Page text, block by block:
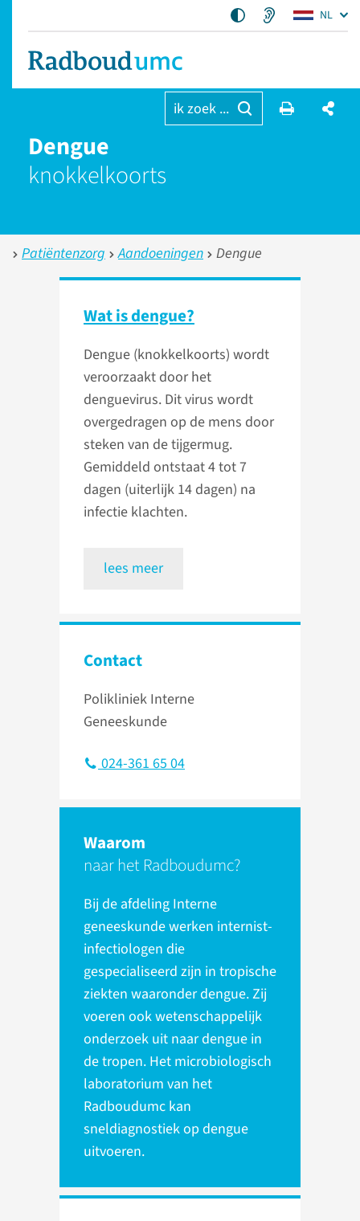
NL
ik zoek ...
Dengue
knokkelkoorts
Patiëntenzorg Aandoeningen Dengue
Wat is dengue?
Dengue (knokkelkoorts) wordt
veroorzaakt door het
denguevirus. Dit virus wordt
overgedragen op de mens door
steken van de tijgermug.
Gemiddeld ontstaat 4 tot 7
dagen (uiterlijk 14 dagen) na
infectie klachten.
lees meer
Contact
Polikliniek Interne
Geneeskunde
024-361 65 04
Waarom
naar het Radboudumc?
Bij de afdeling Interne
geneeskunde werken internist-
infectiologen die
gespecialiseerd zijn in tropische
ziekten waaronder dengue. Zij
voeren ook wetenschappelijk
onderzoek uit naar dengue in
de tropen. Het microbiologisch
laboratorium van het
Radboudumc kan
sneldiagnostiek op dengue
uitvoeren.